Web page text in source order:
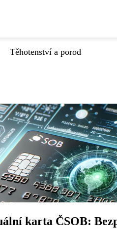
Těhotenství a porod
karta ČSOB: